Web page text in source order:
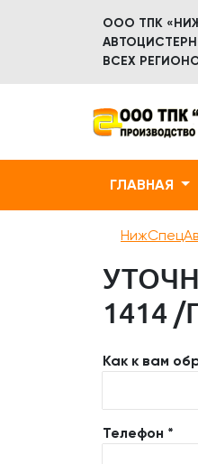
ООО ТПК
ВСЕХ
ГЛАВНАЯ
1414
Как к вам
Телефон *